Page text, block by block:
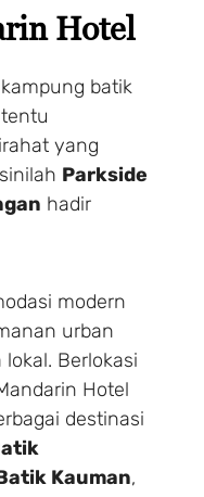
Hotel
batik
yang
Parkside
hadir
modern
urban
Berlokasi
Hotel
destinasi
Kauman,